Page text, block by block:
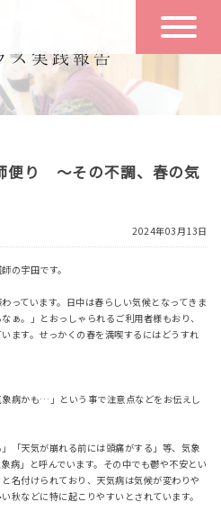
一日の流れ
空き状況
クルート
り ～その不調、春の気
2024年03月13日
の宇田です。
っています。日中は春らしい気候となってきま
ぁ。」とおっしゃられるご利用者様もおり、
ます。せっかくの春を満喫するにはどうすれ
病かも…」という事で注意点などをお伝えし
「天気が崩れる前には頭痛がする」等、気象
病」と呼んでいます。その中でも鬱や不安とい
名付けられており、天気病は気候が変わりや
秋などに特に起こりやすいとされています。